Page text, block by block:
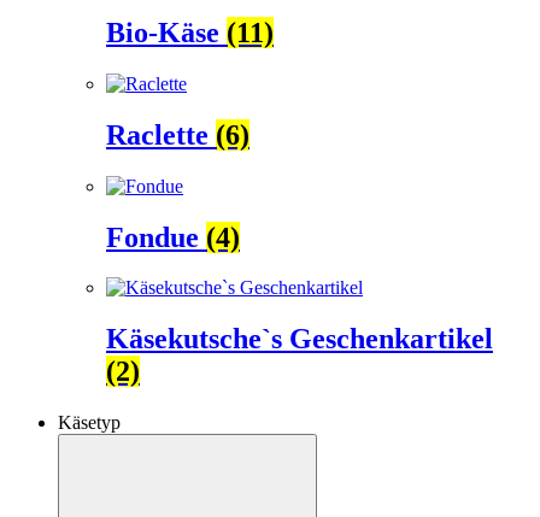
Bio-Käse (11)
Raclette (6)
Fondue (4)
Käsekutsche`s Geschenkartikel
(2)
Käsetyp